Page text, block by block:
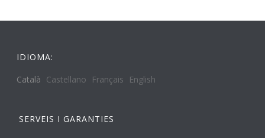
IDIOMA:
Català Castellano Français English
SERVEIS I GARANTIES